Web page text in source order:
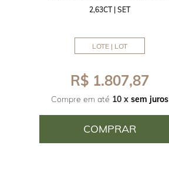
2,63CT | SET
LOTE | LOT
R$ 1.807,87
Compre em até 10 x sem juros
COMPRAR